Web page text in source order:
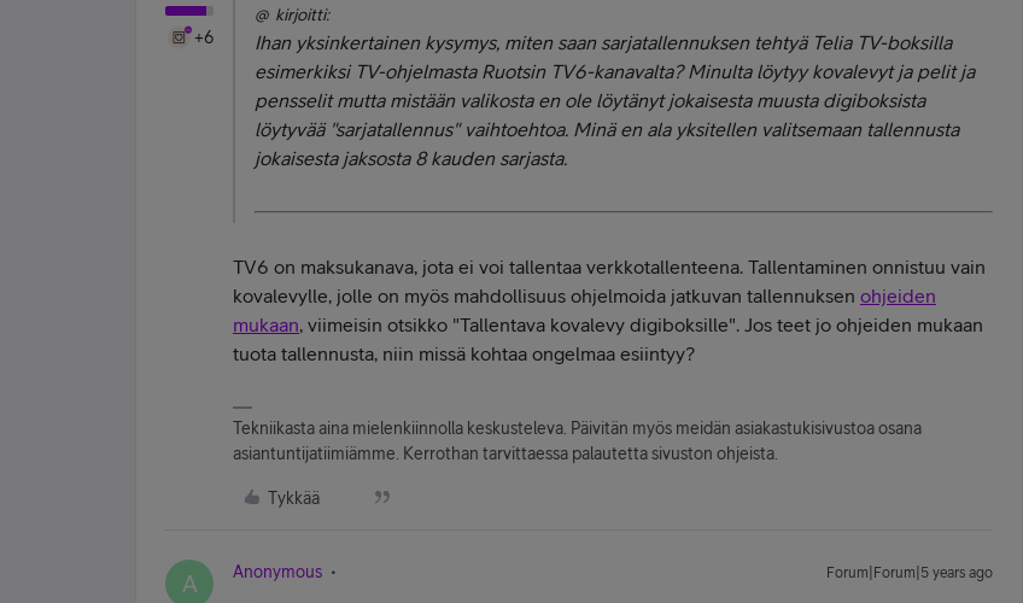
+6
@ kirjoitti:
Ihan yksinkertainen kysymys, miten saan sarjatallennuksen tehtyä Telia TV-boksilla
esimerkiksi TV-ohjelmasta Ruotsin TV6-kanavalta? Minulta löytyy kovalevyt ja pelit ja
pensselit mutta mistään valikosta en ole löytänyt jokaisesta muusta digiboksista
löytyvää "sarjatallennus" vaihtoehtoa. Minä en ala yksitellen valitsemaan tallennusta
jokaisesta jaksosta 8 kauden sarjasta.
TV6 on maksukanava, jota ei voi tallentaa verkkotallenteena. Tallentaminen onnistuu vain
kovalevylle, jolle on myös mahdollisuus ohjelmoida jatkuvan tallennuksen ohjeiden
mukaan, viimeisin otsikko "Tallentava kovalevy digiboksille". Jos teet jo ohjeiden mukaan
tuota tallennusta, niin missä kohtaa ongelmaa esiintyy?
Tekniikasta aina mielenkiinnolla keskusteleva. Päivitän myös meidän asiakastukisivustoa osana
asiantuntijatiimiämme. Kerrothan tarvittaessa palautetta sivuston ohjeista.
Tykkää
A Anonymous Forum|Forum|5 years ago